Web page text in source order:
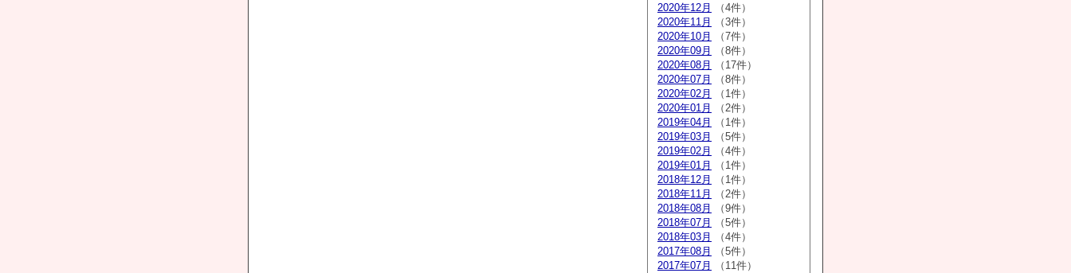
2020年12月
（4件）
2020年11月
（3件）
2020年10月
（7件）
2020年09月
（8件）
2020年08月
（17件）
2020年07月
（8件）
2020年02月
（1件）
2020年01月
（2件）
2019年04月
（1件）
2019年03月
（5件）
2019年02月
（4件）
2019年01月
（1件）
2018年12月
（1件）
2018年11月
（2件）
2018年08月
（9件）
2018年07月
（5件）
2018年03月
（4件）
2017年08月
（5件）
2017年07月
（11件）